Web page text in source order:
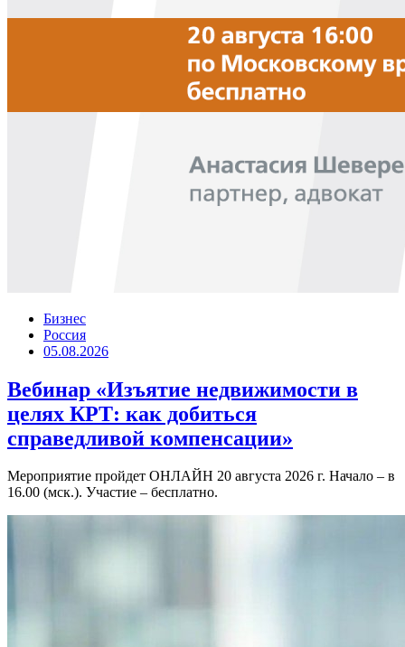
Бизнес
Россия
05.08.2026
Вебинар «Изъятие недвижимости в
целях КРТ: как добиться
справедливой компенсации»
Мероприятие пройдет ОНЛАЙН 20 августа 2026 г. Начало – в
16.00 (мск.). Участие – бесплатно.